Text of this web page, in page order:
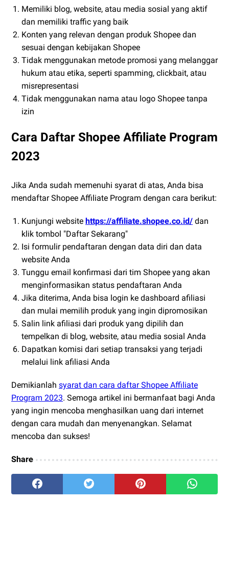
Memiliki blog, website, atau media sosial yang aktif
dan memiliki traffic yang baik
Konten yang relevan dengan produk Shopee dan
sesuai dengan kebijakan Shopee
Tidak menggunakan metode promosi yang melanggar
hukum atau etika, seperti spamming, clickbait, atau
misrepresentasi
Tidak menggunakan nama atau logo Shopee tanpa
izin
Cara Daftar Shopee Affiliate Program
2023
Jika Anda sudah memenuhi syarat di atas, Anda bisa
mendaftar Shopee Affiliate Program dengan cara berikut:
Kunjungi website https://affiliate.shopee.co.id/ dan
klik tombol "Daftar Sekarang"
Isi formulir pendaftaran dengan data diri dan data
website Anda
Tunggu email konfirmasi dari tim Shopee yang akan
menginformasikan status pendaftaran Anda
Jika diterima, Anda bisa login ke dashboard afiliasi
dan mulai memilih produk yang ingin dipromosikan
Salin link afiliasi dari produk yang dipilih dan
tempelkan di blog, website, atau media sosial Anda
Dapatkan komisi dari setiap transaksi yang terjadi
melalui link afiliasi Anda
Demikianlah syarat dan cara daftar Shopee Affiliate
Program 2023. Semoga artikel ini bermanfaat bagi Anda
yang ingin mencoba menghasilkan uang dari internet
dengan cara mudah dan menyenangkan. Selamat
mencoba dan sukses!
Share